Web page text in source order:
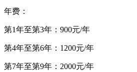
年费：
第1年至第3年：900元/年
第4年至第6年：1200元/年
第7年至第9年：2000元/年